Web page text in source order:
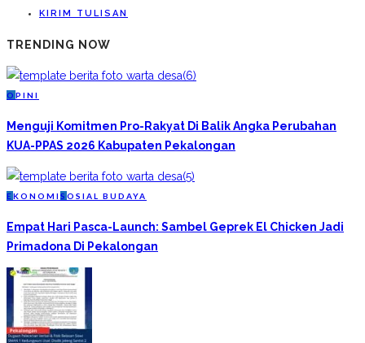
KIRIM TULISAN
TRENDING NOW
O PINI
Menguji Komitmen Pro-Rakyat Di Balik Angka Perubahan
KUA-PPAS 2026 Kabupaten Pekalongan
EKONOMI S OSIAL BUDAYA
Empat Hari Pasca-Launch: Sambel Geprek El Chicken Jadi
Primadona Di Pekalongan